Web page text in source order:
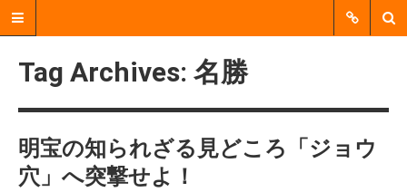
Tag Archives: 名勝
明宝の知られざる見どころ「ジョウ
穴」へ突撃せよ！